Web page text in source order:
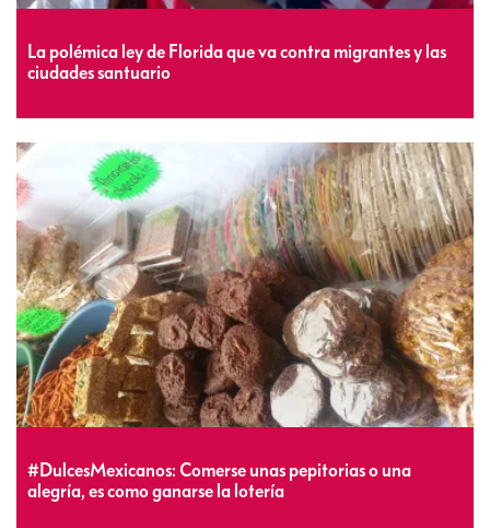
La polémica ley de Florida que va contra migrantes y las
ciudades santuario
#DulcesMexicanos: Comerse unas pepitorias o una
alegría, es como ganarse la lotería